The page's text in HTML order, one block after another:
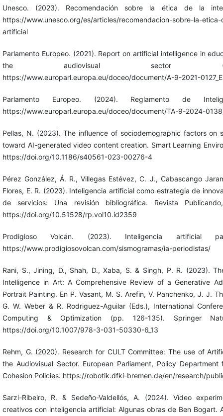
Unesco. (2023). Recomendación sobre la ética de la
https://www.unesco.org/es/articles/recomendacion-sobre-la-
artificial
Parlamento Europeo. (2021). Report on artificial intelligence in
the audiovisual sector (2021/
https://www.europarl.europa.eu/doceo/document/A-9-2021-
Parlamento Europeo. (2024). Reglamento de
https://www.europarl.europa.eu/doceo/document/TA-9-2024-
Pellas, N. (2023). The influence of sociodemographic factors on
toward AI-generated video content creation. Smart Learning
https://doi.org/10.1186/s40561-023-00276-4
Pérez González, Á. R., Villegas Estévez, C. J., Cabascango
Flores, E. R. (2023). Inteligencia artificial como estrategia de
de servicios: Una revisión bibliográfica. Revista
https://doi.org/10.51528/rp.vol10.id2359
Prodigioso Volcán. (2023). Inteligencia artificial
https://www.prodigiosovolcan.com/sismogramas/ia-periodistas/
Rani, S., Jining, D., Shah, D., Xaba, S. & Singh, P. R. (2023).
Intelligence in Art: A Comprehensive Review of a Generative
Portrait Painting. En P. Vasant, M. S. Arefin, V. Panchenko, J. J.
G. W. Weber & R. Rodriguez-Aguilar (Eds.), International
Computing & Optimization (pp. 126-135). Springer
https://doi.org/10.1007/978-3-031-50330-6_13
Rehm, G. (2020). Research for CULT Committee: The use of
the Audiovisual Sector. European Parliament, Policy
Cohesion Policies. https://robotik.dfki-bremen.de/en/research/
Sarzi-Ribeiro, R. & Sedeño-Valdellós, A. (2024). Vídeo
creativos con inteligencia artificial: Algunas obras de Ben Bogart.